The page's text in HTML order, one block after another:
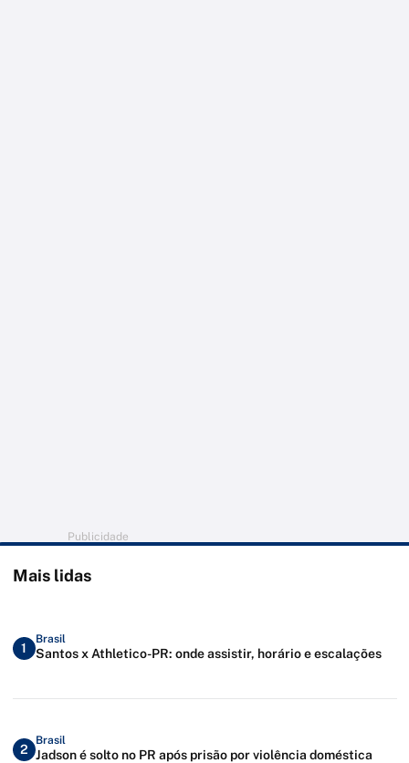
Publicidade
Mais lidas
1
Brasil
Santos x Athletico-PR: onde assistir, horário e escalações
2
Brasil
Jadson é solto no PR após prisão por violência doméstica